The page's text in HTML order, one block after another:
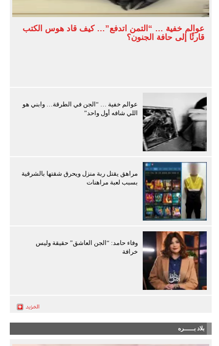
عوالم خفية … “التمن اتدفع”… كيف قاد هوس الكتب
قارئًا إلى حافة الجنون؟
عوالم خفية … “الجن في الطرقة… وابني هو
اللي شافه أول واحد”
مراهق يقتل ربة منزل ويحرق شقتها بالشرقية
بسبب لعبة مراهنات
وفاء حامد: “الجن العاشق” حقيقة وليس
خرافة
بلاد بـــــره